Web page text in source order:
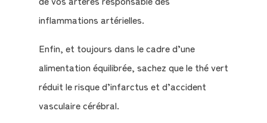
inflammations artérielles.
Enfin, et toujours dans le cadre d’une
alimentation équilibrée, sachez que le thé vert
réduit le risque d’infarctus et d’accident
vasculaire cérébral.